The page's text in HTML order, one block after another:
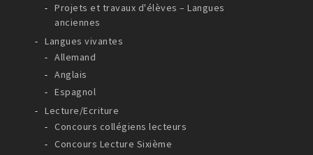
Projets et travaux d'élèves – Langues
anciennes
Langues vivantes
Allemand
Anglais
Espagnol
Lecture/Ecriture
Concours collégiens lecteurs
Concours Lecture Sixième